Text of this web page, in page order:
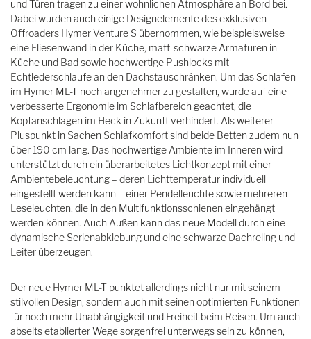
und Türen tragen zu einer wohnlichen Atmosphäre an Bord bei.
Dabei wurden auch einige Designelemente des exklusiven
Offroaders Hymer Venture S übernommen, wie beispielsweise
eine Fliesenwand in der Küche, matt-schwarze Armaturen in
Küche und Bad sowie hochwertige Pushlocks mit
Echtlederschlaufe an den Dachstauschränken. Um das Schlafen
im Hymer ML-T noch angenehmer zu gestalten, wurde auf eine
verbesserte Ergonomie im Schlafbereich geachtet, die
Kopfanschlagen im Heck in Zukunft verhindert. Als weiterer
Pluspunkt in Sachen Schlafkomfort sind beide Betten zudem nun
über 190 cm lang. Das hochwertige Ambiente im Inneren wird
unterstützt durch ein überarbeitetes Lichtkonzept mit einer
Ambientebeleuchtung – deren Lichttemperatur individuell
eingestellt werden kann – einer Pendelleuchte sowie mehreren
Leseleuchten, die in den Multifunktionsschienen eingehängt
werden können. Auch Außen kann das neue Modell durch eine
dynamische Serienabklebung und eine schwarze Dachreling und
Leiter überzeugen.
Der neue Hymer ML-T punktet allerdings nicht nur mit seinem
stilvollen Design, sondern auch mit seinen optimierten Funktionen
für noch mehr Unabhängigkeit und Freiheit beim Reisen. Um auch
abseits etablierter Wege sorgenfrei unterwegs sein zu können,